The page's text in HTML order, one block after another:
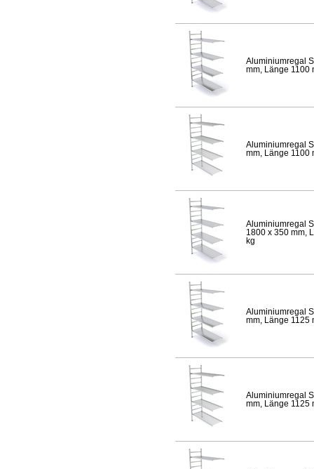
Aluminiumregal
mm, Länge 1100
Aluminiumregal
mm, Länge 1100
Aluminiumregal
1800 x 350 mm,
kg
Aluminiumregal
mm, Länge 1125
Aluminiumregal
mm, Länge 1125